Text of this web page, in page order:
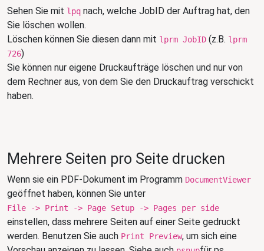
Sehen Sie mit lpq nach, welche JobID der Auftrag hat, den
Sie löschen wollen.
Löschen können Sie diesen dann mit lprm JobID (z.B. lprm
726)
Sie können nur eigene Druckaufträge löschen und nur von
dem Rechner aus, von dem Sie den Druckauftrag verschickt
haben.
Mehrere Seiten pro Seite drucken
Wenn sie ein PDF-Dokument im Programm DocumentViewer
geöffnet haben, können Sie unter
File -> Print -> Page Setup -> Pages per side
einstellen, dass mehrere Seiten auf einer Seite gedruckt
werden. Benutzen Sie auch Print Preview, um sich eine